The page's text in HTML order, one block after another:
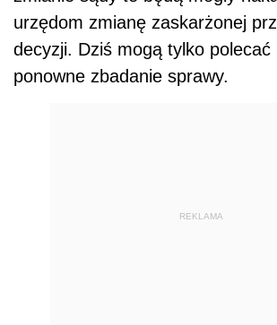
urzędom zmianę zaskarżonej
decyzji. Dziś mogą tylko polecać
ponowne zbadanie sprawy.
REKLAMA